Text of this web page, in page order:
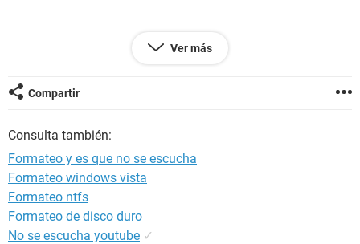
--------[ EVEREST Ultimate Edition ]-------------------------------------------------
Versión EVEREST v5.50.2100/es
Módulo de rendimiento 2.5.292.0
Tipo de informe Asistente de informes [ TRIAL VERSION ]
Computadora CARLOS-73D3901E (casa)
Generador Administrador
Sistema operativo Microsoft Windows XP Professional
5.1.2600 (WinXP RTM)
Fecha 2013-02-21
Hora 19:39
Ver más
Compartir
Consulta también:
Formateo y es que no se escucha
Formateo windows vista
Formateo ntfs
Formateo de disco duro
No se escucha youtube ✓